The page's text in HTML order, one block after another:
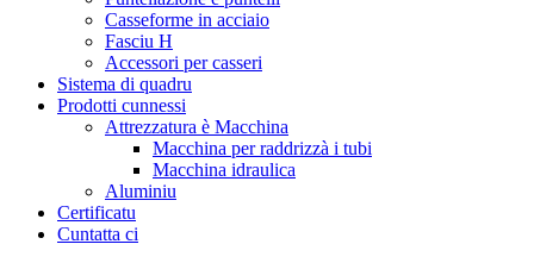
Casseforme in acciaio
Fasciu H
Accessori per casseri
Sistema di quadru
Prodotti cunnessi
Attrezzatura è Macchina
Macchina per raddrizzà i tubi
Macchina idraulica
Aluminiu
Certificatu
Cuntatta ci